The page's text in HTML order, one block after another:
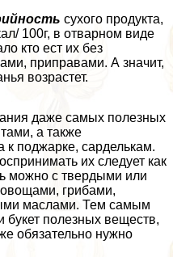
сухого продукта,
100г, в отварном виде
кто ест их без
приправами. А значит,
возрастет.
даже самых полезных
а также
к поджарке, сарделькам.
их следует как
можно с твердыми или
грибами,
маслами. Тем самым
букет полезных веществ,
обязательно нужно